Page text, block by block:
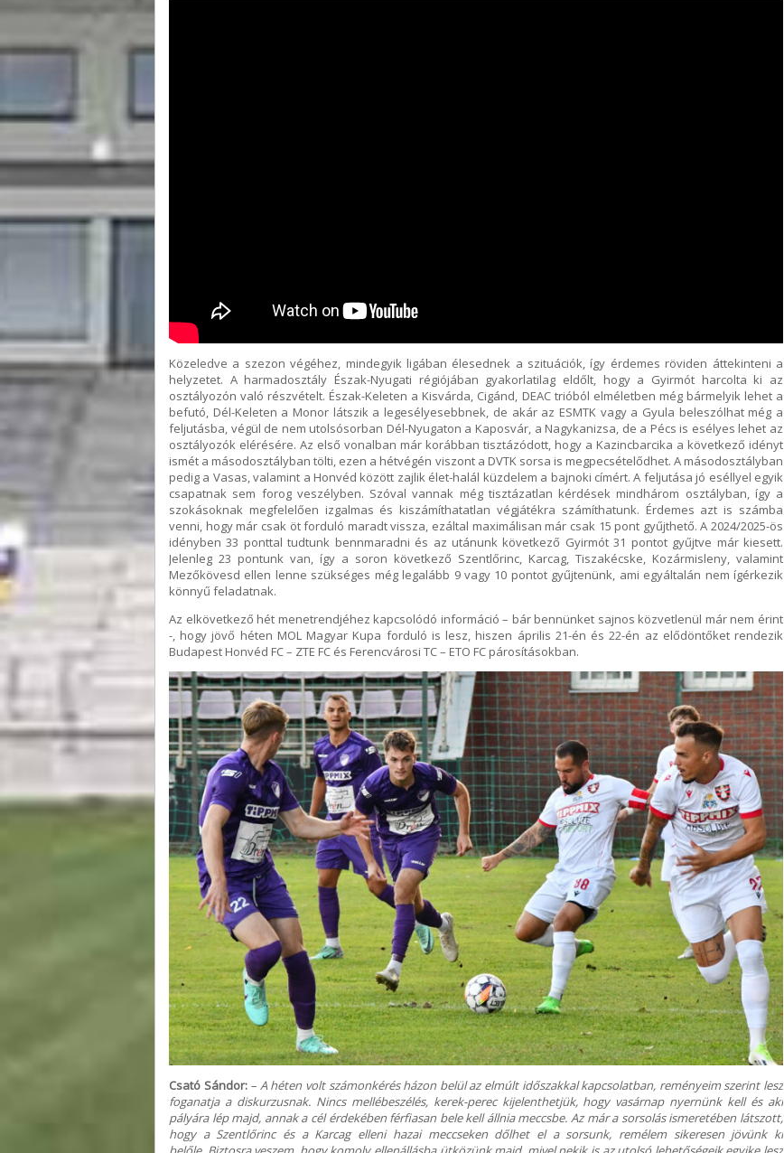
Közeledve a szezon végéhez, mindegyik ligában élesednek a szituációk, így érdemes röviden áttekinteni a
helyzetet. A harmadosztály Észak-Nyugati régiójában gyakorlatilag eldőlt, hogy a Gyirmót harcolta ki az
osztályozón való részvételt. Észak-Keleten a Kisvárda, Cigánd, DEAC trióból elméletben még bármelyik lehet a
befutó, Dél-Keleten a Monor látszik a legesélyesebbnek, de akár az ESMTK vagy a Gyula beleszólhat még a
feljutásba, végül de nem utolsósorban Dél-Nyugaton a Kaposvár, a Nagykanizsa, de a Pécs is esélyes lehet az
osztályozók elérésére. Az első vonalban már korábban tisztázódott, hogy a Kazincbarcika a következő idényt
ismét a másodosztályban tölti, ezen a hétvégén viszont a DVTK sorsa is megpecsételődhet. A másodosztályban
pedig a Vasas, valamint a Honvéd között zajlik élet-halál küzdelem a bajnoki címért. A feljutása jó eséllyel egyik
csapatnak sem forog veszélyben. Szóval vannak még tisztázatlan kérdések mindhárom osztályban, így a
szokásoknak megfelelően izgalmas és kiszámíthatatlan végjátékra számíthatunk. Érdemes azt is számba
venni, hogy már csak öt forduló maradt vissza, ezáltal maximálisan már csak 15 pont gyűjthető. A 2024/2025-ös
idényben 33 ponttal tudtunk bennmaradni és az utánunk következő Gyirmót 31 pontot gyűjtve már kiesett.
Jelenleg 23 pontunk van, így a soron következő Szentlőrinc, Karcag, Tiszakécske, Kozármisleny, valamint
Mezőkövesd ellen lenne szükséges még legalább 9 vagy 10 pontot gyűjtenünk, ami egyáltalán nem ígérkezik
könnyű feladatnak.
Az elkövetkező hét menetrendjéhez kapcsolódó információ – bár bennünket sajnos közvetlenül már nem érint
-, hogy jövő héten MOL Magyar Kupa forduló is lesz, hiszen április 21-én és 22-én az elődöntőket rendezik
Budapest Honvéd FC – ZTE FC és Ferencvárosi TC – ETO FC párosításokban.
Csató Sándor: – A héten volt számonkérés házon belül az elmúlt időszakkal kapcsolatban, reményeim szerint lesz
foganatja a diskurzusnak. Nincs mellébeszélés, kerek-perec kijelenthetjük, hogy vasárnap nyernünk kell és aki
pályára lép majd, annak a cél érdekében férfiasan bele kell állnia meccsbe. Az már a sorsolás ismeretében látszott,
hogy a Szentlőrinc és a Karcag elleni hazai meccseken dőlhet el a sorsunk, remélem sikeresen jövünk ki